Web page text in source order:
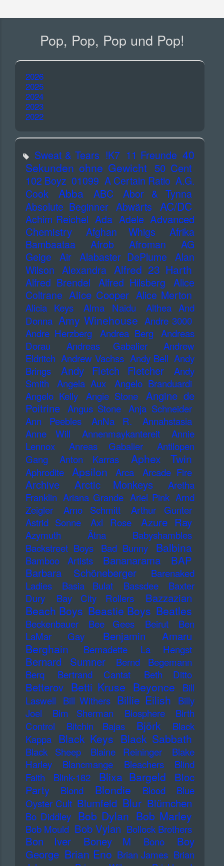
Pop, Pop, Pop und Pop!
2026
2025
2024
2023
2022
Sweat & Tears !K7 11 Freunde 40
Sekunden ohne Gewicht 50 Cent
102 Boyz 01099 A Certain Ratio A.G.
Cook
Abba ABC
Abor & Tynna
Absolute Beginner Abwärts AC/DC
Achim Reichel Ada Adele Advanced
Chemistry
Afghan Whigs
Afrika
Bambaataa
Afrob Afroman
AG
Geige
Air Alabaster DePlume
Alan
Wilson Alexandra Alfred 23 Harth
Alfred Brendel Alfred Hilsberg
Alice
Coltrane Alice Cooper Alice Merton
Alicia Keys Alma Naidu
Althea And
Donna Amy Winehouse Andre 3000
Andre Herzberg
Andrea Berg
Andreas
Dorau
Andreas Gabalier
Andrew
Eldritch Andrew Vachss Andy Bell Andy
Brings
Andy Fletch Fletcher
Andy
Smith
Angela Aux
Angelo Branduardi
Angelo Kelly
Angie Stone
Angine de
Poitrine Angus Stone Anja Schneider
Ann Peebles
AnNa R.
Annahstasia
Anne Will
Annenmaykantereit
Annie
Lennox
Anreas Gabalier
Antilopen
Gang
Anton Karras Aphex Twin
Aphrodite Apsilon Arca Arcade Fire
Archive Arctic Monkeys
Aretha
Franklin Ariana Grande Ariel Pink Arnd
Zeigler
Arno Schmitt
Arthur Gunter
Astrid Sonne
Axl Rose Azure Ray
Azymuth Ätna
Babyshambles
Backstreet Boys
Bad Bunny Balbina
Bamboo Artists Bananarama
BAP
Barbara Schöneberger
Barenaked
Ladies
Basia Bulat Bassdee
Baxter
Dury
Bay City Rollers Bazzazian
Beach Boys Beastie Boys Beatles
Beckenbauer Bee Gees Beirut
Ben
LaMar Gay
Benjamin Amaru
Berghain Bernadette La Hengst
Bernard Sumner
Bernd Begemann
Berq
Bertrand Cantat Beth Ditto
Betterov Betti Kruse Beyonce
Bill
Laswell
Bill Withers Billie Eilish
Billy
Joel
Bim Sherman Biosphere
Birth
Control
Bitchin Bajas Björk
Black
Kappa Black Keys Black Sabbath
Black Sheep Blaine Reininger
Blake
Harley
Blancmange Bleachers
Blind
Faith
Blink-182 Blixa Bargeld
Bloc
Party
Blond Blondie Blood
Blue
Oyster Cult Blumfeld Blur Blümchen
Bo Diddley Bob Dylan Bob Marley
Bob Mould Bob Vylan Bollock Brothers
Bon Iver Boney M Bono
Boy
George Brian Eno Brian James Brian